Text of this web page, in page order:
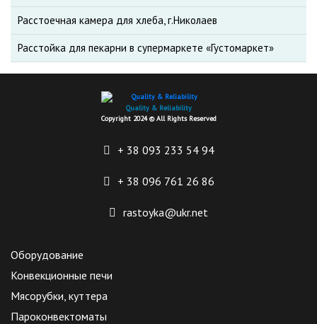
Расстоечная камера для хлеба, г.Николаев
Расстойка для пекарни в супермаркете «Густомаркет»
Quality & Reliability
Copyright 2024 © All Rights Reserved
Оборудование
Конвекционные печи
Мясорубки, куттера
Пароконвектоматы
+ 38 093 233 54 94
+ 38 096 761 26 86
rastoyka@ukr.net